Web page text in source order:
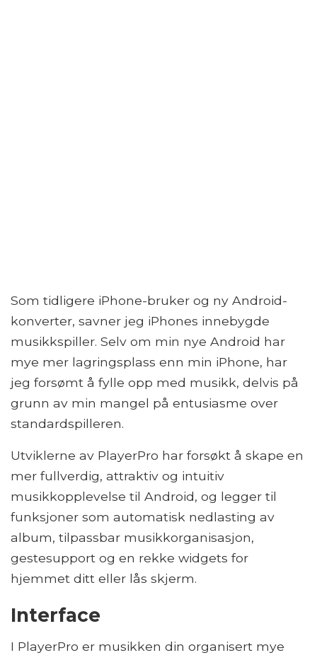
Som tidligere iPhone-bruker og ny Android-
konverter, savner jeg iPhones innebygde
musikkspiller. Selv om min nye Android har
mye mer lagringsplass enn min iPhone, har
jeg forsømt å fylle opp med musikk, delvis på
grunn av min mangel på entusiasme over
standardspilleren.
Utviklerne av PlayerPro har forsøkt å skape en
mer fullverdig, attraktiv og intuitiv
musikkopplevelse til Android, og legger til
funksjoner som automatisk nedlasting av
album, tilpassbar musikkorganisasjon,
gestesupport og en rekke widgets for
hjemmet ditt eller lås skjerm.
Interface
I PlayerPro er musikken din organisert mye